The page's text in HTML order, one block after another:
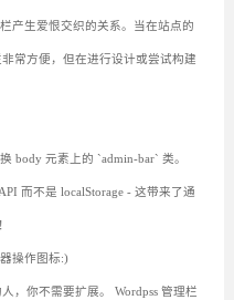
产生爱恨交织的关系。当在站点的
常方便，但在进行设计或尝试构建
body 元素上的 `admin-bar` 类。
而不是 localStorage - 这带来了通
操作图标:)
，你不需要扩展。 Wordpss 管理栏